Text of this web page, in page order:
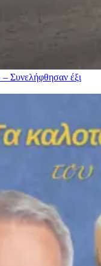
Συνελήφθησαν έξι